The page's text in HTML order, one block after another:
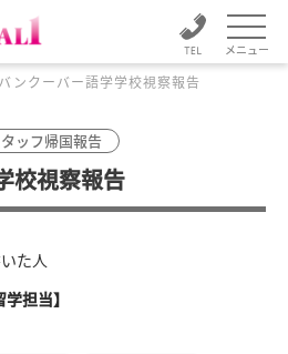
メニュー
バンクーバー語学学校視察報告
ッフ帰国報告
校視察報告
た人
学担当】